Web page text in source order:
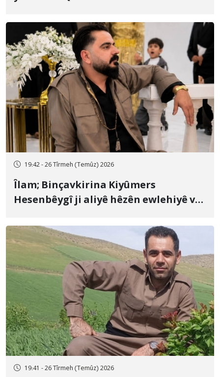
19:42 - 26 Tîrmeh (Temûz) 2026
Îlam; Binçavkirina Kiyûmers
Hesenbêygî ji aliyê hêzên ewlehiyê ve
19:41 - 26 Tîrmeh (Temûz) 2026